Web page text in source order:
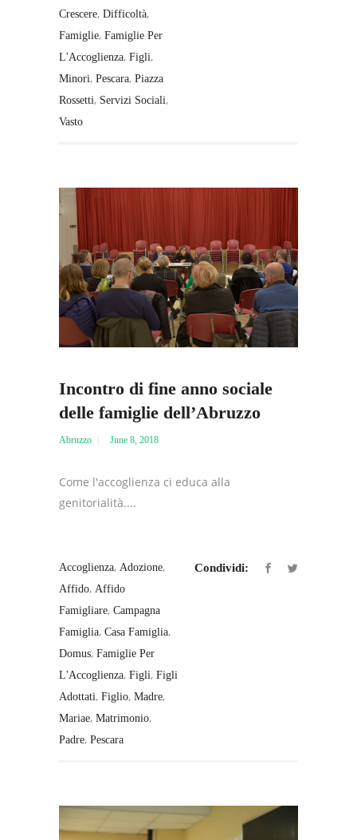
Crescere, Difficoltà,
Famiglie, Famiglie Per
L'Accoglienza, Figli,
Minori, Pescara, Piazza
Rossetti, Servizi Sociali,
Vasto
Incontro di fine anno sociale
delle famiglie dell’Abruzzo
Abruzzo June 8, 2018
Come l'accoglienza ci educa alla
genitorialità....
Accoglienza, Adozione,
Affido, Affido
Famigliare, Campagna
Famiglia, Casa Famiglia,
Domus, Famiglie Per
L'Accoglienza, Figli, Figli
Adottati, Figlio, Madre,
Mariae, Matrimonio,
Padre, Pescara
Condividi: